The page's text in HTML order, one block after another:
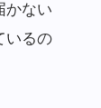
かない
いるの